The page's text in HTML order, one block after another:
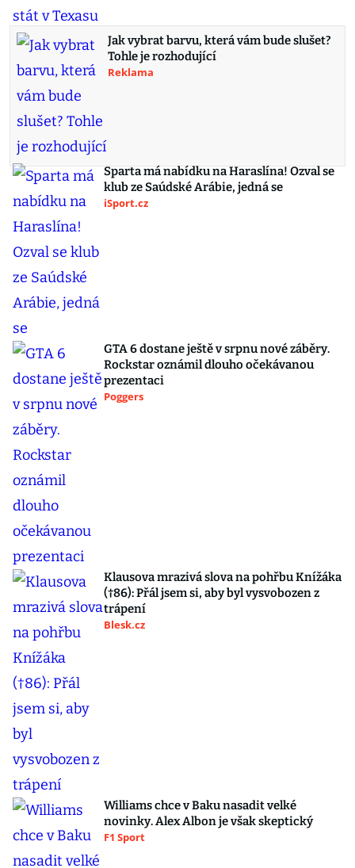
Jak vybrat barvu, která vám bude slušet?
Tohle je rozhodující
Reklama
Sparta má nabídku na Haraslína! Ozval se
klub ze Saúdské Arábie, jedná se
iSport.cz
GTA 6 dostane ještě v srpnu nové záběry.
Rockstar oznámil dlouho očekávanou
prezentaci
Poggers
Klausova mrazivá slova na pohřbu Knížáka
(†86): Přál jsem si, aby byl vysvobozen z
trápení
Blesk.cz
Williams chce v Baku nasadit velké
novinky. Alex Albon je však skeptický
F1 Sport